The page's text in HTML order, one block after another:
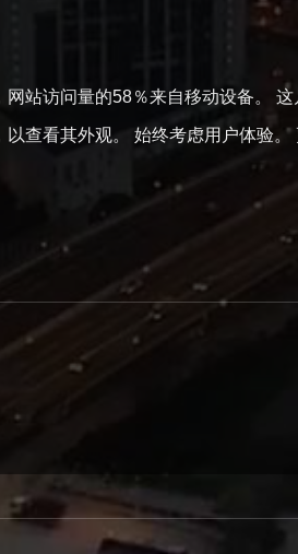
站访问量的58％来自移动设备。
查看其外观。 始终考虑用户体验